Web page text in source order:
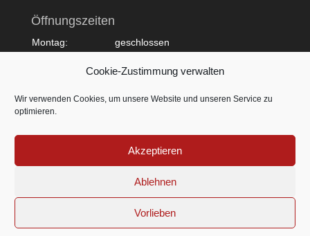
Cookie-Zustimmung verwalten
Wir verwenden Cookies, um unsere Website und unseren Service zu
optimieren.
Akzeptieren
Ablehnen
Vorlieben
Öffnungszeiten
Montag:
geschlossen
09:00 - 18:00
Freitag:
© by ESTILO Hairlounge - Nina Kranjcec